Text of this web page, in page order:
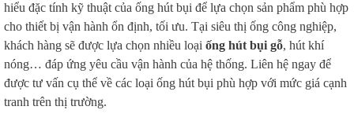
hiểu đặc tính kỹ thuật của ống hút bụi để lựa chọn sản phẩm phù hợp
cho thiết bị vận hành ổn định, tối ưu. Tại siêu thị ống công nghiệp,
khách hàng sẽ được lựa chọn nhiều loại ống hút bụi gỗ, hút khí
nóng… đáp ứng yêu cầu vận hành của hệ thống. Liên hệ ngay để
được tư vấn cụ thể về các loại ống hút bụi phù hợp với mức giá cạnh
tranh trên thị trường.